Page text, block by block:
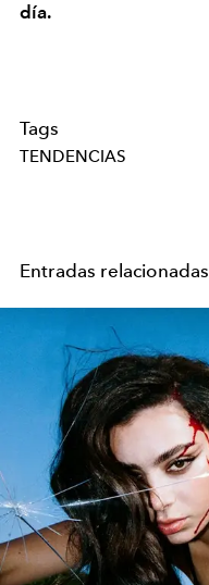
día.
Tags
TENDENCIAS
Entradas relacionadas